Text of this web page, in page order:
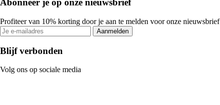
Abonneer je op onze nieuwsbrief
Profiteer van 10% korting door je aan te melden voor onze nieuwsbrief
Aanmelden
Blijf verbonden
Volg ons op sociale media